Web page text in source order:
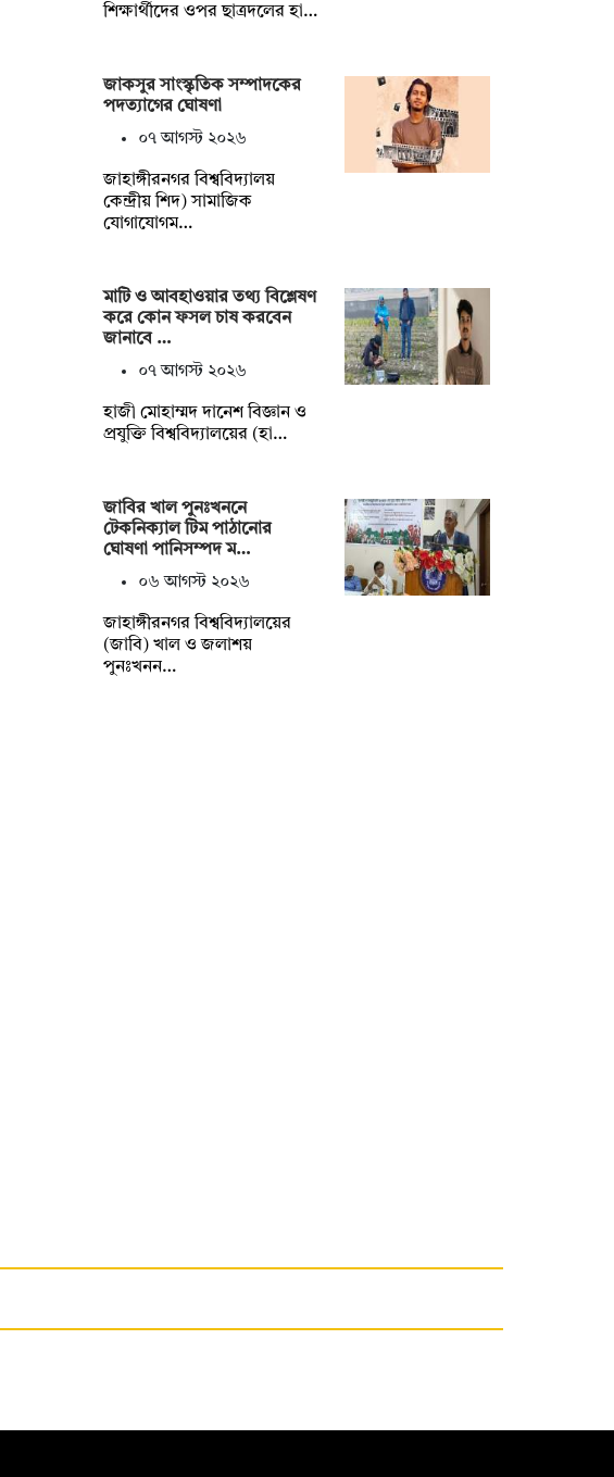
শিক্ষার্থীদের ওপর ছাত্রদলের হা…
জাকসুর সাংস্কৃতিক সম্পাদকের
পদত্যাগের ঘোষণা
০৭ আগস্ট ২০২৬
‎জাহাঙ্গীরনগর বিশ্ববিদ্যালয়
কেন্দ্রীয় শিদ) সামাজিক
যোগাযোগম…
মাটি ও আবহাওয়ার তথ্য বিশ্লেষণ
করে কোন ফসল চাষ করবেন
জানাবে …
০৭ আগস্ট ২০২৬
হাজী মোহাম্মদ দানেশ বিজ্ঞান ও
প্রযুক্তি বিশ্ববিদ্যালয়ের (হা…
জাবির খাল পুনঃখননে
টেকনিক্যাল টিম পাঠানোর
ঘোষণা পানিসম্পদ ম…
০৬ আগস্ট ২০২৬
‎‎জাহাঙ্গীরনগর বিশ্ববিদ্যালয়ের
(জাবি) খাল ও জলাশয়
পুনঃখনন…